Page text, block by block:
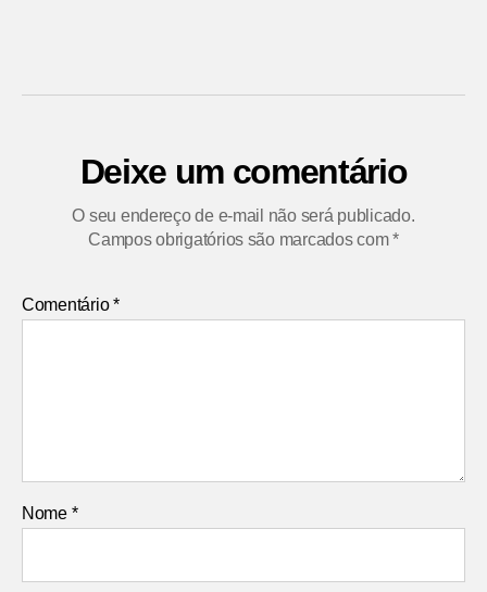
Deixe um comentário
O seu endereço de e-mail não será publicado.
Campos obrigatórios são marcados com*
Comentário*
Nome *